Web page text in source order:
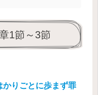
1節～3節
かりごとに歩まず罪